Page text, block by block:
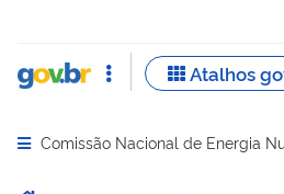
Abrir menu principal de
Comissão Nacional de Energia